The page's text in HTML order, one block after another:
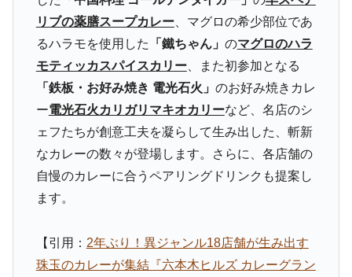
リブの薬膳スープカレー、マグロの希少部位であ
るハラモを使用した
「鐵ちゃん」 のマグロのハラ
モティッカスパイスカリー、また初参加となる
「鉄板・お好み焼き 電光石火」 のお好み焼きカレ
ー電光石火カリガリマキオカリーなど、名店のシ
ェフたちが創意工夫を凝らして生み出した、斬新
なカレーの数々が登場します。さらに、各店舗の
自慢のカレーに合うペアリングドリンクも提案し
ます。
【引用： 2年ぶり！異ジャンル18店舗が生み出す
珠玉のカレーが集結『六本木ヒルズ カレーグラン